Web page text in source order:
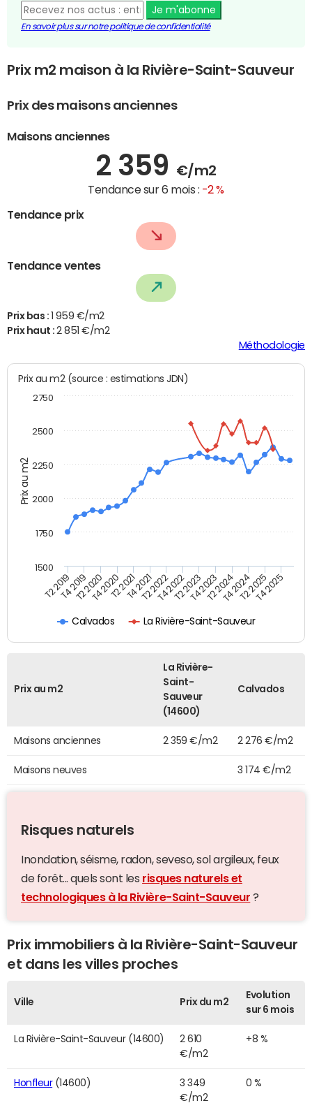
Je m'abonne
En savoir plus sur notre politique de confidentialité
Prix m2 maison à la Rivière-Saint-Sauveur
Prix des maisons anciennes
Maisons anciennes
2 359 €/m2
Tendance sur 6 mois : -2 %
Tendance prix
Tendance ventes
Prix bas :
1 959 €/m2
Prix haut :2 851 €/m2
Méthodologie
Prix au m2
Prix au m2 (source : estimations JDN)
Calvados La Rivière-Saint-Sauveur
T2 2019T4 2019T2 2020T4 2020T2 2021T4 2021T2 2022T4 2022T2 2023T4 2023T2 2024T4 2024T2 2025T4 2025
1500
1750
2000
2250
2500
2750
Prix au m2
La Rivière-
Saint-
Sauveur
(14600)
Calvados
Maisons anciennes 2 359 €/m2 2 276 €/m2
Maisons neuves 3 174 €/m2
Risques naturels
Inondation, séisme, radon, seveso, sol argileux, feux
de forêt... quels sont les risques naturels et
technologiques à la Rivière-Saint-Sauveur ?
Prix immobiliers à la Rivière-Saint-Sauveur
et dans les villes proches
Ville Prix du m2
Evolution
sur 6 mois
La Rivière-Saint-Sauveur (14600)
2 610
€/m2
+8 %
Honfleur(14600)
3 349
€/m2
0 %